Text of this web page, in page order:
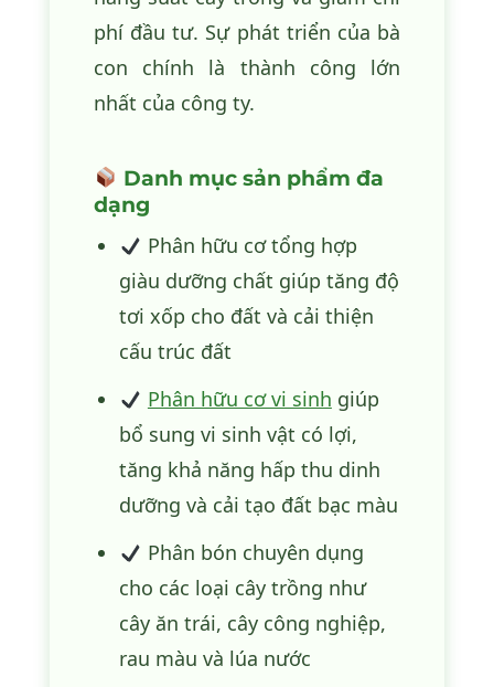
phí đầu tư. Sự phát triển của bà
con chính là thành công lớn
nhất của công ty.
Danh mục sản phẩm đa
dạng
Phân hữu cơ tổng hợp
giàu dưỡng chất giúp tăng độ
tơi xốp cho đất và cải thiện
cấu trúc đất
Phân hữu cơ vi sinh giúp
bổ sung vi sinh vật có lợi,
tăng khả năng hấp thu dinh
dưỡng và cải tạo đất bạc màu
Phân bón chuyên dụng
cho các loại cây trồng như
cây ăn trái, cây công nghiệp,
rau màu và lúa nước